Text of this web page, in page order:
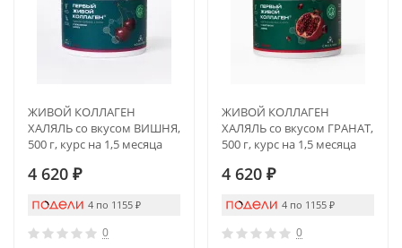
ЖИВОЙ КОЛЛАГЕН
ХАЛЯЛЬ со вкусом ВИШНЯ,
500 г, курс на 1,5 месяца
4 620 ₽
4 по 1155 ₽
0
ЖИВОЙ КОЛЛАГЕН
ХАЛЯЛЬ со вкусом ГРАНАТ,
500 г, курс на 1,5 месяца
4 620 ₽
4 по 1155 ₽
0